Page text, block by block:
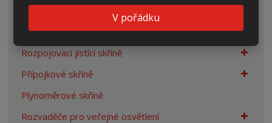
V pořádku
Elektroměrové rozvaděče
Prázdné skříně
Rozpojovací jistící skříně
Přípojkové skříně
Plynoměrové skříně
Rozvaděče pro veřejné osvětlení